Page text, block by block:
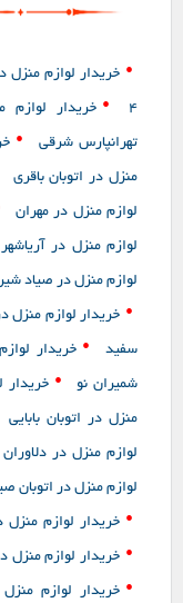
• خریدار لوازم منزل
4
• خریدار لوازم
تهرانپارس شرقی •
منزل در اتوبان باقری
لوازم منزل در مهران
لوازم منزل در آریاشهر
لوازم منزل در صیاد
• خریدار لوازم منزل
سفید • خریدار
شمیران نو •
منزل در اتوبان بابایی
لوازم منزل در دلاوران
لوازم منزل در اتوبان
• خریدار لوازم منزل
• خریدار لوازم منزل
• خریدار لوازم